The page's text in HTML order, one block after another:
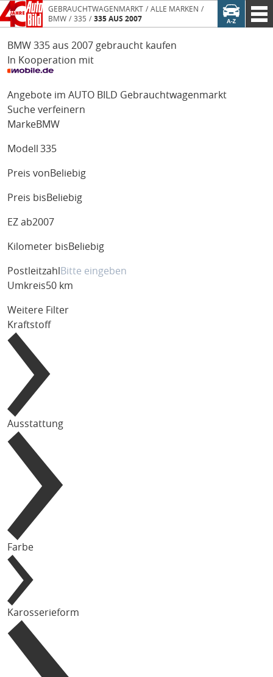
GEBRAUCHTWAGENMARKT
ALLE MARKEN
BMW
335 335 AUS 2007
BMW 335 aus 2007 gebraucht kaufen
In Kooperation mit
Angebote im AUTO BILD Gebrauchtwagenmarkt
Suche verfeinern
MarkeBMW
Modell 335
Preis von Beliebig
Preis bis Beliebig
EZ ab2007
Kilometer bis Beliebig
Postleitzahl
Umkreis50 km
Weitere Filter
Kraftstoff
Ausstattung
Farbe
Karosserieform